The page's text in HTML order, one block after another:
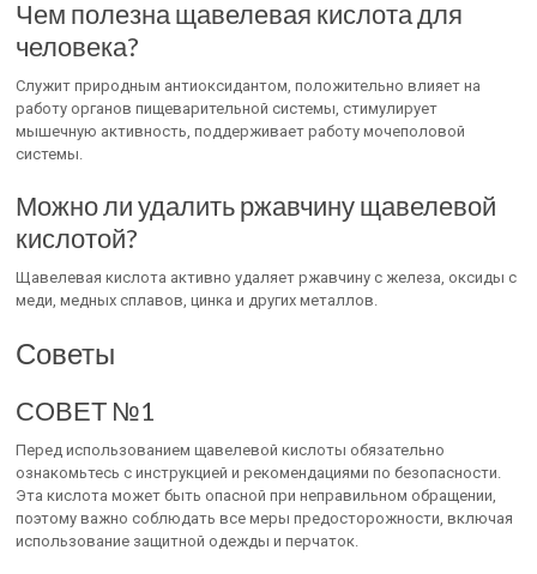
Чем полезна щавелевая кислота для
человека?
Служит природным антиоксидантом, положительно влияет на
работу органов пищеварительной системы, стимулирует
мышечную активность, поддерживает работу мочеполовой
системы.
Можно ли удалить ржавчину щавелевой
кислотой?
Щавелевая кислота активно удаляет ржавчину с железа, оксиды с
меди, медных сплавов, цинка и других металлов.
Советы
СОВЕТ №1
Перед использованием щавелевой кислоты обязательно
ознакомьтесь с инструкцией и рекомендациями по безопасности.
Эта кислота может быть опасной при неправильном обращении,
поэтому важно соблюдать все меры предосторожности, включая
использование защитной одежды и перчаток.